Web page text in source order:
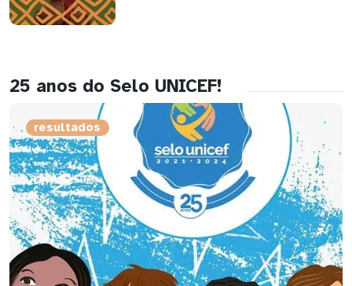
25 anos do Selo UNICEF!
resultados